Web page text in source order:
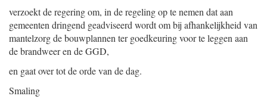
verzoekt de regering om, in de regeling op te nemen dat aan
gemeenten dringend geadviseerd wordt om bij afhankelijkheid van
mantelzorg de bouwplannen ter goedkeuring voor te leggen aan
de brandweer en de GGD,
en gaat over tot de orde van de dag.
Smaling